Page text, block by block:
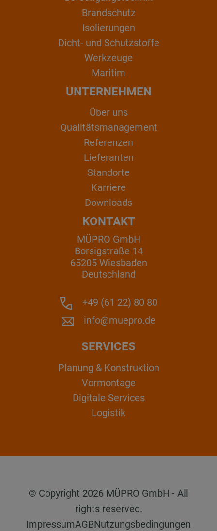
Brandschutz
Isolierungen
Dicht- und Schutzstoffe
Werkzeuge
Maritim
UNTERNEHMEN
Über uns
Qualitätsmanagement
Referenzen
Lieferanten
Standorte
Karriere
Downloads
KONTAKT
MÜPRO GmbH
Borsigstraße 14
65205 Wiesbaden
Deutschland
+49 (61 22) 80 80
info@muepro.de
SERVICES
Planung & Konstruktion
Vormontage
Digitale Services
Logistik
© Copyright 2026 MÜPRO GmbH - All
rights reserved.
ImpressumAGBNutzungsbedingungen